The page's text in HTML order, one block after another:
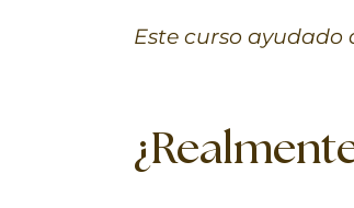
Este curso ayudado